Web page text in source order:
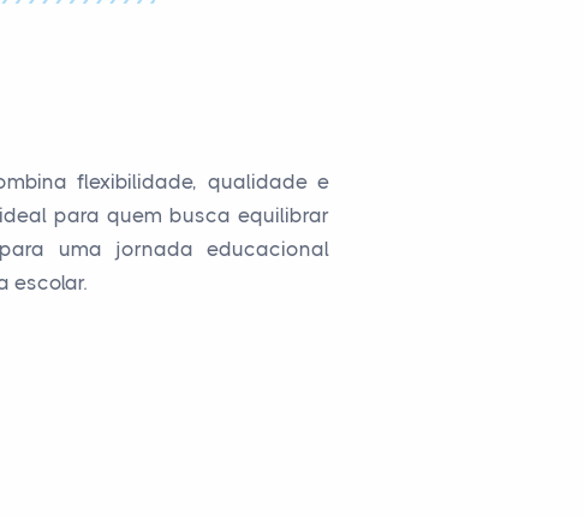
flexibilidade, qualidade e
para quem busca equilibrar
uma jornada educacional
escolar.